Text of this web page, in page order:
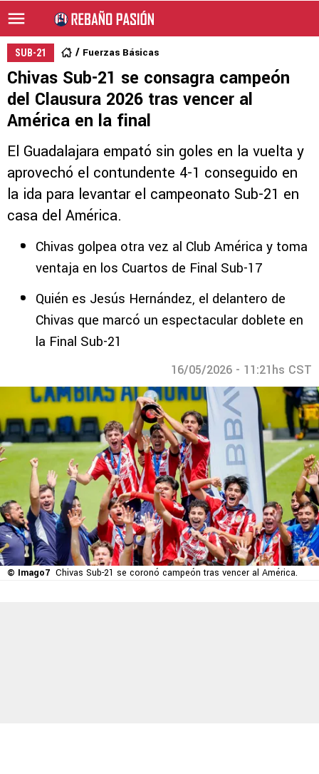
SUB-21 Fuerzas Básicas
Chivas Sub-21 se consagra campeón
del Clausura 2026 tras vencer al
América en la final
El Guadalajara empató sin goles en la vuelta y
aprovechó el contundente 4-1 conseguido en
la ida para levantar el campeonato Sub-21 en
casa del América.
Chivas golpea otra vez al Club América y toma
ventaja en los Cuartos de Final Sub-17
Quién es Jesús Hernández, el delantero de
Chivas que marcó un espectacular doblete en
la Final Sub-21
16/05/2026 - 11:21hs CST
© Imago7 Chivas Sub-21 se coronó campeón tras vencer al América.